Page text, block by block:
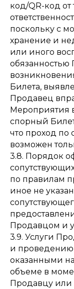
код/QR-код
поскольку с
хранение и
или иного
обязанностью
Билета,
Продавец
Мероприятия
спорный
что проход
возможен
3.8. Порядок
по правилам
иное не
Продавцом и
3.9. Услуги
и проведению
оказанными
объеме в
Продавцу или